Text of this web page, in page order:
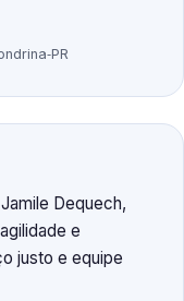
Dequech,
e
justo e equipe